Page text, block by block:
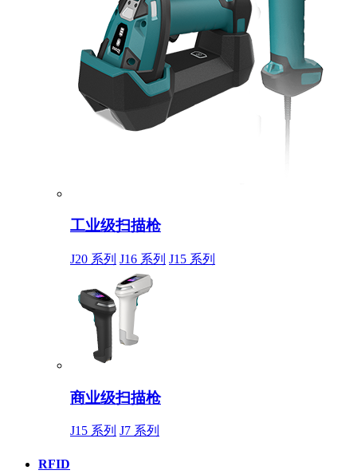
工业级扫描枪
J20 系列 J16 系列 J15 系列
商业级扫描枪
J15 系列 J7 系列
RFID